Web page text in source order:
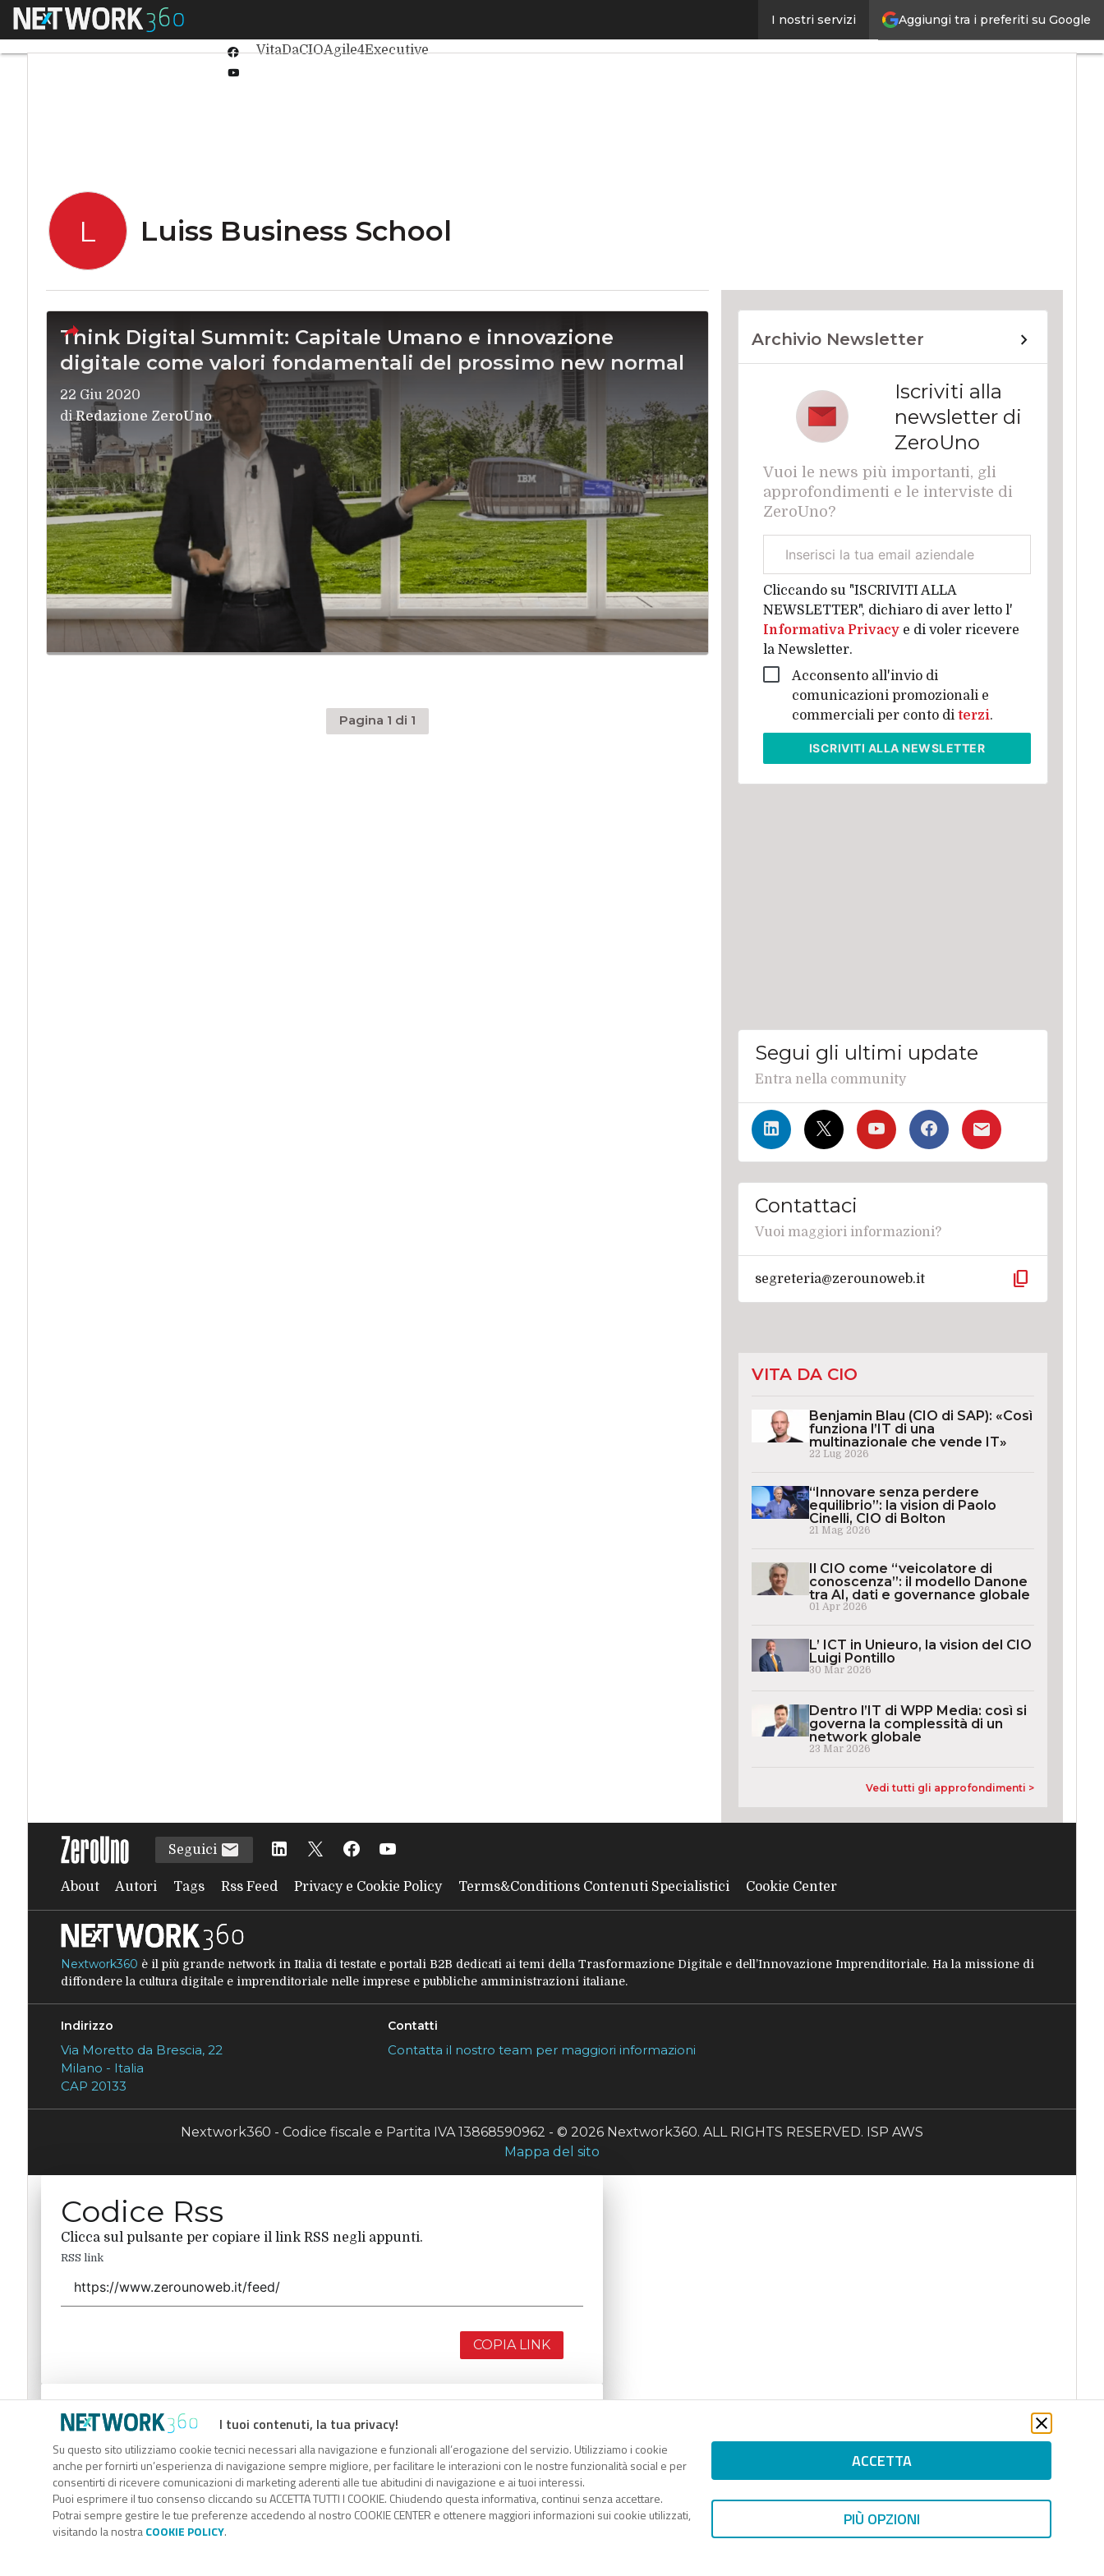
Aggiungi tra i preferiti su Google
I nostri servizi
Menu
Facebook
Internet4Things
VitaDaCIOAgile4Executive
L Luiss Business School
Think Digital Summit: Capitale Umano e innovazione
digitale come valori fondamentali del prossimo new normal
22 Giu 2020
diRedazione ZeroUno
Pagina 1 di 1
Archivio Newsletter
Iscriviti alla
newsletter di
ZeroUno
Vuoi le news più importanti, gli
approfondimenti e le interviste di
ZeroUno?
aziendale
Cliccando su "ISCRIVITI ALLA
NEWSLETTER", dichiaro di aver letto l'
Informativa Privacy e di voler ricevere
la Newsletter.
Acconsento all'invio di
comunicazioni promozionali e
commerciali per conto di terzi.
ISCRIVITI ALLA NEWSLETTER
Segui gli ultimi update
Entra nella community
Contattaci
Vuoi maggiori informazioni?
segreteria@zerounoweb.it content_copy
VITA DA CIO
Benjamin Blau (CIO di SAP): «Così
funziona l’IT di una
multinazionale che vende IT»
22 Lug 2026
“Innovare senza perdere
equilibrio”: la vision di Paolo
Cinelli, CIO di Bolton
21 Mag 2026
Il CIO come “veicolatore di
conoscenza”: il modello Danone
tra AI, dati e governance globale
01 Apr 2026
L’ ICT in Unieuro, la vision del CIO
Luigi Pontillo
30 Mar 2026
Dentro l’IT di WPP Media: così si
governa la complessità di un
network globale
23 Mar 2026
Vedi tutti gli approfondimenti >
I tuoi contenuti, la tua privacy!
Su questo sito utilizziamo cookie tecnici necessari alla navigazione e funzionali all’erogazione del servizio. Utilizziamo i cookie
anche per fornirti un’esperienza di navigazione sempre migliore, per facilitare le interazioni con le nostre funzionalità social e per
consentirti di ricevere comunicazioni di marketing aderenti alle tue abitudini di navigazione e ai tuoi interessi.
Puoi esprimere il tuo consenso cliccando su ACCETTA TUTTI I COOKIE. Chiudendo questa informativa, continui senza accettare.
Potrai sempre gestire le tue preferenze accedendo al nostro COOKIE CENTER e ottenere maggiori informazioni sui cookie utilizzati,
visitando la nostraCOOKIE POLICY.
ACCETTA
PIÙ OPZIONI
Seguici
About Autori Tags Rss Feed Privacy e Cookie Policy Terms&Conditions Contenuti Specialistici Cookie Center
Nextwork360 è il più grande network in Italia di testate e portali B2B dedicati ai temi della Trasformazione Digitale e dell’Innovazione Imprenditoriale. Ha la missione di
diffondere la cultura digitale e imprenditoriale nelle imprese e pubbliche amministrazioni italiane.
Indirizzo
Via Moretto da Brescia, 22
Milano - Italia
CAP 20133
Contatti
Contatta il nostro team per maggiori informazioni
Nextwork360 - Codice fiscale e Partita IVA 13868590962 - © 2026 Nextwork360. ALL RIGHTS RESERVED. ISP AWS
Mappa del sito
Codice Rss
Clicca sul pulsante per copiare il link RSS negli appunti.
RSS link
COPIA LINK
Codice Rss
Clicca sul pulsante per copiare il link RSS negli appunti.
RSS link